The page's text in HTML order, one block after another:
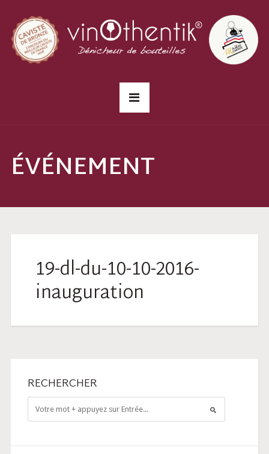
ÉVÉNEMENT
19-dl-du-10-10-2016-
inauguration
RECHERCHER